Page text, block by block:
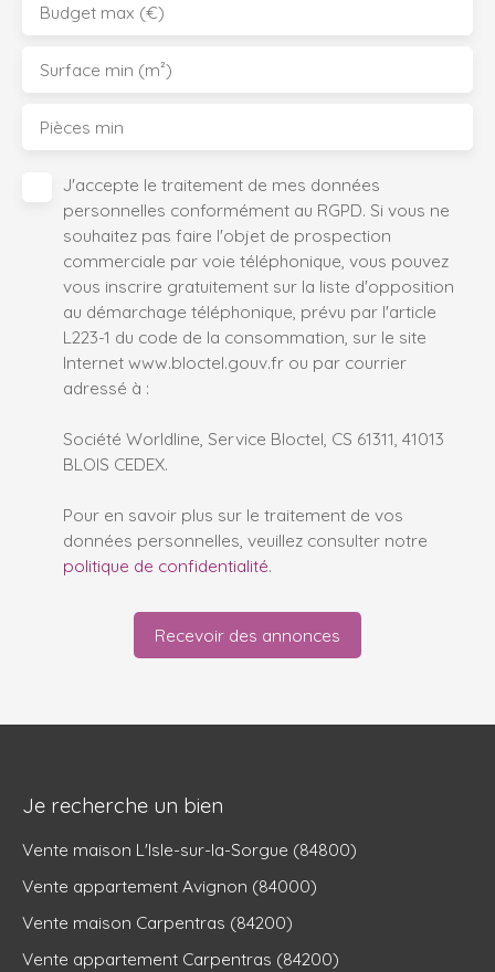
Budget max (€)
Surface min (m²)
Pièces min
J'accepte le traitement de mes données
personnelles conformément au RGPD. Si vous ne
souhaitez pas faire l'objet de prospection
commerciale par voie téléphonique, vous pouvez
vous inscrire gratuitement sur la liste d'opposition
au démarchage téléphonique, prévu par l'article
L223-1 du code de la consommation, sur le site
Internet www.bloctel.gouv.fr ou par courrier
adressé à :
Société Worldline, Service Bloctel, CS 61311, 41013
BLOIS CEDEX.
Pour en savoir plus sur le traitement de vos
données personnelles, veuillez consulter notre
politique de confidentialité.
Recevoir des annonces
Je recherche un bien
Vente maison L'Isle-sur-la-Sorgue (84800)
Vente appartement Avignon (84000)
Vente maison Carpentras (84200)
Vente appartement Carpentras (84200)